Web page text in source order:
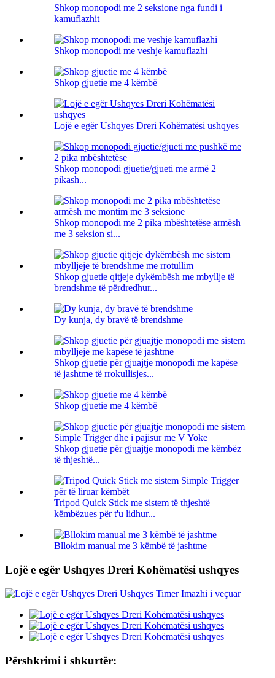
Shkop monopodi me 2 seksione nga fundi i
kamuflazhit
Shkop monopodi me veshje kamuflazhi
Shkop gjuetie me 4 këmbë
Lojë e egër Ushqyes Dreri Kohëmatësi ushqyes
Shkop monopodi gjuetie/gjueti me armë 2
pikash...
Shkop monopodi me 2 pika mbështetëse armësh
me 3 seksion si...
Shkop gjuetie qitjeje dykëmbësh me mbyllje të
brendshme të përdredhur...
Dy kunja, dy bravë të brendshme
Shkop gjuetie për gjuajtje monopodi me kapëse
të jashtme të rrokullisjes...
Shkop gjuetie me 4 këmbë
Shkop gjuetie për gjuajtje monopodi me këmbëz
të thjeshtë...
Tripod Quick Stick me sistem të thjeshtë
këmbëzues për t'u lidhur...
Bllokim manual me 3 këmbë të jashtme
Lojë e egër Ushqyes Dreri Kohëmatësi ushqyes
Përshkrimi i shkurtër: